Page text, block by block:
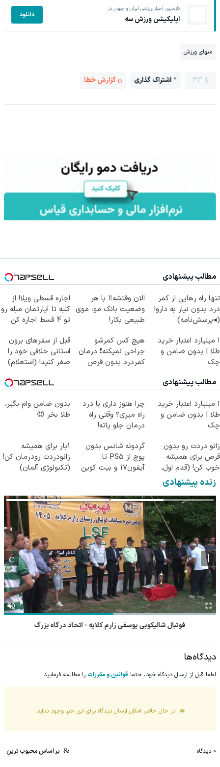
تازه‌ترین اخبار ورزشی ایران و جهان در
اپلیکیشن ورزش سه دانلود
منهای ورزش
33 اشتراک گذاری گزارش خطا
مطالب پیشنهادی
تنها راه رهایی از کمر
درد بدون نیاز به دارو!
(◂پرسش‌نامه)
الان وقتشه‼️ با هر
وضعیت بانک مو، موی
طبیعی بکار!
اجاره‌ قسطی ویلا! از
کلبه تا آپارتمان مبله رو
تو 4 قسط اجاره کن.
۱ میلیارد اعتبار خرید
طلا | بدون ضامن و
چک
هیچ کس کمرشو
جراحی نمیکنه❗ درمان
کمردرد بدون قرص
قبل از سفرهای برون
استانی خلافی خود را
صفر کنید! (استعلام)
مطالب پیشنهادی
۱ میلیارد اعتبار خرید
طلا | بدون ضامن و
چک
چرا هنوز داری با درد
راه میری؟ وقتی راه
درمان جلو پاته!
بدون ضامن وام بگیر،
طلا بخر 😍
زانو دردت رو بدون
قرص برای همیشه
خوب کن! (قدم اول،
پرسش‌نامه)
گردونه شانس بدون
پوچ از PS5 تا
آیفون17 و بیت کوین
1بار برای همیشه
زانودردت رودرمان کن!
(تکنولوژی آلمان)
زنده پیشنهادی
فوتبال شالیکوبی یوسفی زارم کلایه - اتحاد درگاه بزرگ
دیدگاه‌ها
لطفا قبل از ارسال دیدگاه خود، حتما قوانین و مقررات را مطالعه فرمایید.
در حال حاضر امکان ارسال دیدگاه برای این خبر وجود ندارد.
0 دیدگاه بر اساس محبوب ترین